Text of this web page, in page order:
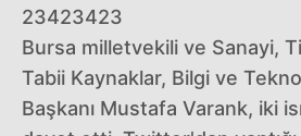
23423423
Bursa milletvekili ve Sanayi,
Tabii Kaynaklar, Bilgi ve
Başkanı Mustafa Varank, iki